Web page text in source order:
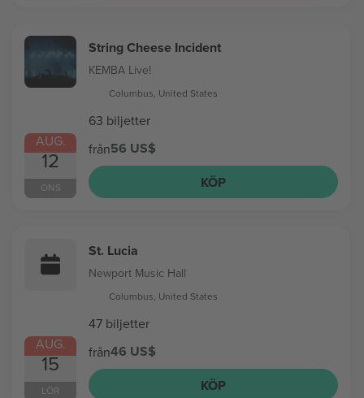
AUG.
12
ONS
String Cheese Incident
KEMBA Live!
Columbus, United States
63 biljetter
från56 US$
KÖP
AUG.
15
LÖR
St. Lucia
Newport Music Hall
Columbus, United States
47 biljetter
från46 US$
KÖP